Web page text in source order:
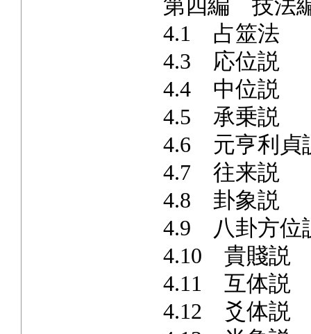
第四編 技法
4.1 占筮法
4.3 応位説
4.4 中位説
4.5 承乗説
4.6 元亨利貞
4.7 往来説
4.8 卦象説
4.9 八卦方位
4.10 貴賤説
4.11 互体説
4.12 爻体説